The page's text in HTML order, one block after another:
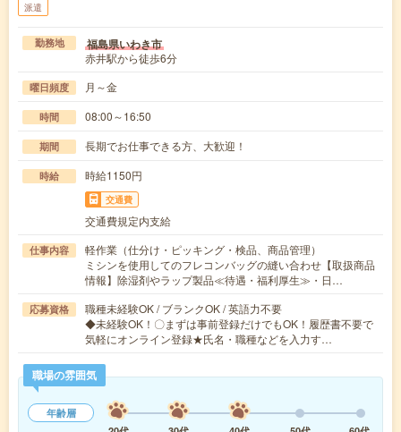
派遣
勤務地 福島県いわき市
赤井駅から徒歩6分
曜日頻度 月～金
時間 08:00～16:50
期間 長期でお仕事できる方、大歓迎！
時給 時給1150円
交通費
交通費規定内支給
仕事内容
軽作業（仕分け・ピッキング・検品、商品管理）
ミシンを使用してのフレコンバッグの縫い合わせ【取扱商品
情報】除湿剤やラップ製品≪待遇・福利厚生≫・日…
応募資格
職種未経験OK / ブランクOK / 英語力不要
◆未経験OK！〇まずは事前登録だけでもOK！履歴書不要で
気軽にオンライン登録★氏名・職種などを入力す…
職場の雰囲気
年齢層